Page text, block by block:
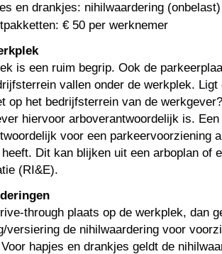
en drankjes: nihilwaardering (onbelast)
€ 50 per werknemer
is een ruim begrip. Ook de
vallen onder de werkplek.
op het bedrijfsterrein van de
hiervoor arboverantwoordelijk is.
voor een parkeervoorziening
Dit kan blijken uit een arboplan of
(RI&E).
through plaats op de werkplek, dan
versiering de nihilwaardering voor
hapjes en drankjes geldt de